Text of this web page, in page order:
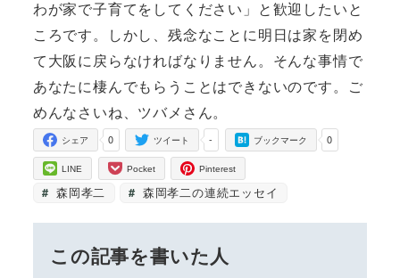
わが家で子育てをしてください」と歓迎したいと
ころです。しかし、残念なことに明日は家を閉め
て大阪に戻らなければなりません。そんな事情で
あなたに棲んでもらうことはできないのです。ご
めんなさいね、ツバメさん。
0
シェア -
ツイート 0
ブックマーク
LINE Pocket Pinterest
森岡孝二 森岡孝二の連続エッセイ
この記事を書いた人